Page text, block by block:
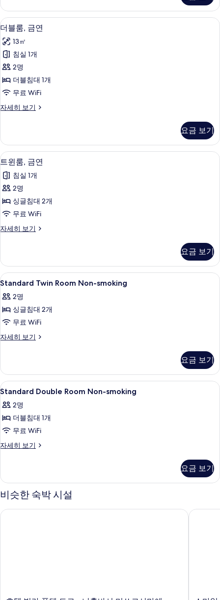
보
기
연
자
세
히
보
기
더
블
룸,
금
연
사
모
보
기
더블룸, 금연 | 책상, 암막 커튼, 다리미
5
더블룸, 금연
13㎡
침실 1개
2명
더블침대 1개
무료 WiFi
자세히 보기
더
연
자
세
보
기
요금 보기
트
윈
룸,
금
연
진
두
보
기
트윈룸, 금연 | 책상, 암막 커튼, 다리미
5
트윈룸, 금연
침실 1개
2명
싱글침대 2개
무료 WiFi
자세히 보기
트
연
자
세
보
기
요금 보기
Standard
Twin
Room
Non-
smoking
사
두
보
기
책상, 암막 커튼, 다리미/다리미판, 무
1
Standard Twin Room Non-smoking
2명
싱글침대 2개
무료 WiFi
자세히 보기
Standard
smoking
자
세
보
기
요금 보기
Standard
Double
Room
Non-
smoking
사
두
보
기
책상, 암막 커튼, 다리미/다리미판, 무
1
Standard Double Room Non-smoking
2명
더블침대 1개
무료 WiFi
자세히 보기
Standard
smoking
자
세
보
요금 보기
비슷한 숙박 시설
호텔 빌라 퐁텐 도쿄 - 니혼바시 미쓰코시마에 스마일